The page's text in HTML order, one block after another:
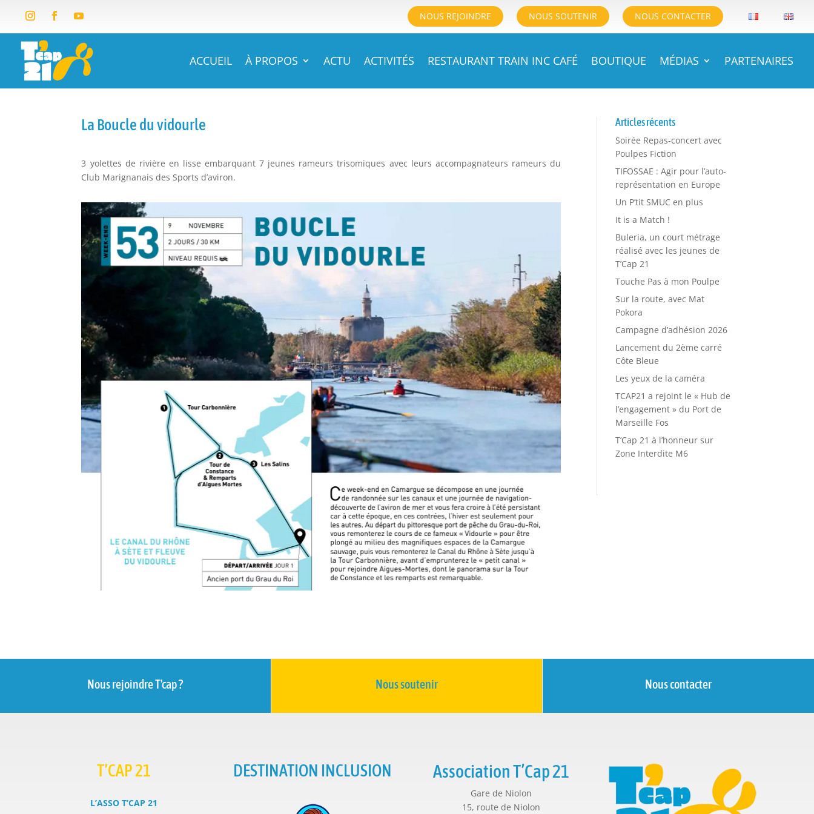
NOUS REJOINDRE NOUS SOUTENIR NOUS CONTACTER
ACCUEIL À PROPOS ACTU ACTIVITÉS RESTAURANT TRAIN INC CAFÉ BOUTIQUE MÉDIAS PARTENAIRES
La Boucle du vidourle
3 yolettes de rivière en lisse embarquant 7 jeunes rameurs trisomiques avec leurs accompagnateurs rameurs du
Club Marignanais des Sports d’aviron.
Articles récents
Soirée Repas-concert avec
Poulpes Fiction
TIFOSSAE : Agir pour l’auto-
représentation en Europe
Un P’tit SMUC en plus
It is a Match !
Buleria, un court métrage
réalisé avec les jeunes de
T’Cap 21
Touche Pas à mon Poulpe
Sur la route, avec Mat
Pokora
Campagne d’adhésion 2026
Lancement du 2ème carré
Côte Bleue
Les yeux de la caméra
TCAP21 a rejoint le « Hub de
l’engagement » du Port de
Marseille Fos
T’Cap 21 à l’honneur sur
Zone Interdite M6
Nous rejoindre T'cap ? Nous soutenir Nous contacter
T’CAP 21
L’ASSO T’CAP 21
DESTINATION INCLUSION Association T’Cap 21
Gare de Niolon
15, route de Niolon